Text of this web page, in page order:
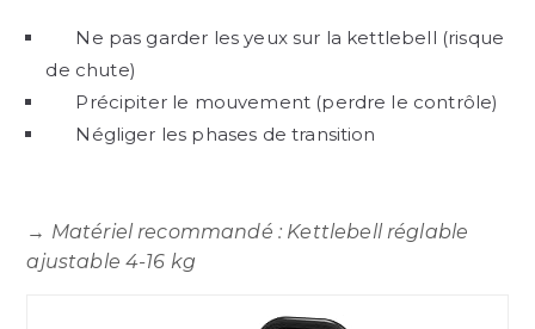
Ne pas garder les yeux sur la kettlebell (risque
de chute)
Précipiter le mouvement (perdre le contrôle)
Négliger les phases de transition
→ Matériel recommandé : Kettlebell réglable
ajustable 4-16 kg